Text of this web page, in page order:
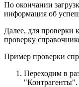
По окончании
информация об
Далее, для проверки
проверку
Пример проверки
Переходим в
"Контрагенты".